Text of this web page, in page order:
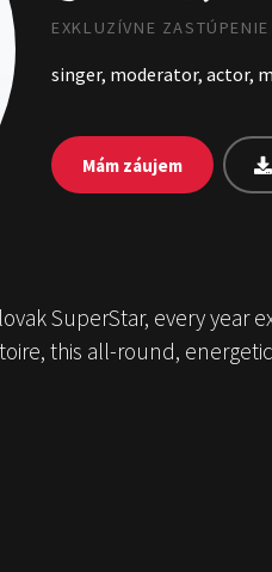
EXKLUZÍVNE ZASTÚPENIE
singer, moderator, actor,
Mám záujem
SuperStar, every year
this all-round,